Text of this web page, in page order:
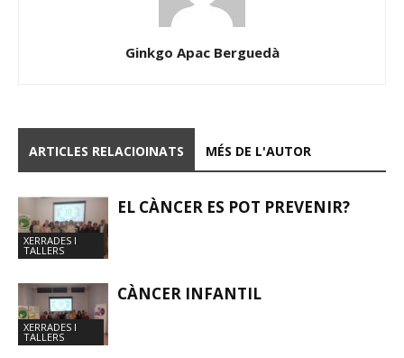
Ginkgo Apac Berguedà
ARTICLES RELACIOINATS MÉS DE L'AUTOR
XERRADES I
TALLERS
EL CÀNCER ES POT PREVENIR?
XERRADES I
TALLERS
CÀNCER INFANTIL